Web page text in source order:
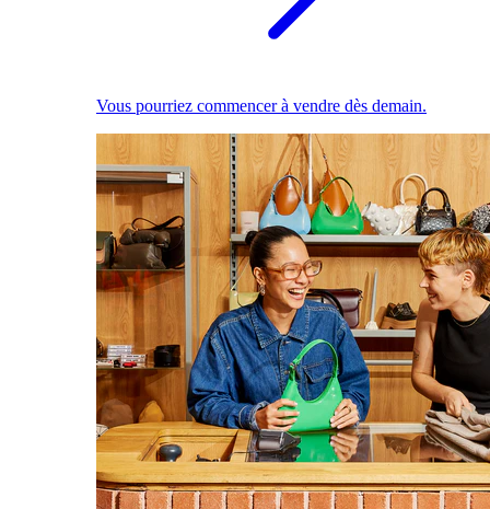
Vous pourriez commencer à vendre dès demain.